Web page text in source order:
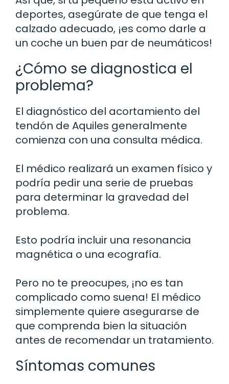
deportes, asegúrate de que tenga el
calzado adecuado, ¡es como darle a
un coche un buen par de neumáticos!
¿Cómo se diagnostica el
problema?
El diagnóstico del acortamiento del
tendón de Aquiles generalmente
comienza con una consulta médica.
El médico realizará un examen físico y
podría pedir una serie de pruebas
para determinar la gravedad del
problema.
Esto podría incluir una resonancia
magnética o una ecografía.
Pero no te preocupes, ¡no es tan
complicado como suena! El médico
simplemente quiere asegurarse de
que comprenda bien la situación
antes de recomendar un tratamiento.
Síntomas comunes